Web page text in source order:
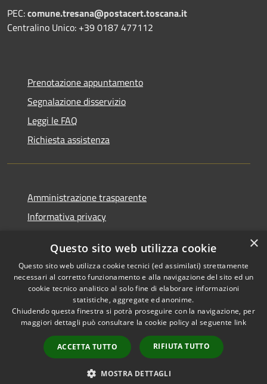
PEC:comune.tresana@postacert.toscana.it
Centralino Unico: +39 0187 477112
Prenotazione appuntamento
Segnalazione disservizio
Leggi le FAQ
Richiesta assistenza
Amministrazione trasparente
Informativa privacy
Dichiarazione di accessibilità
RSS
Accessibilità
Copyright © 2026 • Comune di
Tresana • Powered by
Municipium•
Accesso
redazione
×
Questo sito web utilizza cookie
Questo sito web utilizza cookie tecnici (ed assimilati) strettamente
necessari al corretto funzionamento e alla navigazione del sito ed un
cookie tecnico analitico al solo fine di elaborare informazioni
statistiche, aggregate ed anonime.
Chiudendo questa finestra si potrà proseguire con la navigazione, per
maggiori dettagli può consultare la cookie policy al seguente link
ACCETTA TUTTO RIFIUTA TUTTO
MOSTRA DETTAGLI